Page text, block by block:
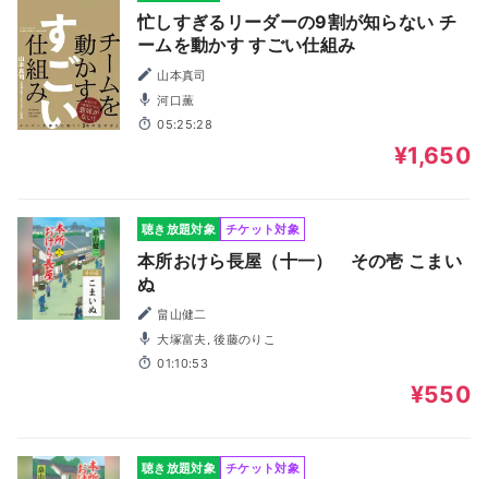
忙しすぎるリーダーの9割が知らない チ
ームを動かす すごい仕組み
山本真司
河口薫
05:25:28
¥1,650
聴き放題対象 チケット対象
本所おけら長屋（十一） その壱 こまい
ぬ
畠山健二
大塚富夫, 後藤のりこ
01:10:53
¥550
聴き放題対象 チケット対象